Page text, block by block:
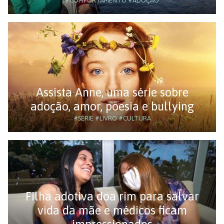
Assista Anne, uma série sobre
adoção, amor, poesia e bullying
#SÉRIE #LIVRO#CULTURA
Filha adotiva doa rim para salvar
vida da mãe e médicos ficam